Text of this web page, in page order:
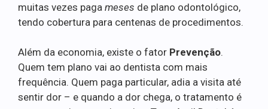
muitas vezes paga meses de plano odontológico,
tendo cobertura para centenas de procedimentos.
Além da economia, existe o fator Prevenção.
Quem tem plano vai ao dentista com mais
frequência. Quem paga particular, adia a visita até
sentir dor – e quando a dor chega, o tratamento é